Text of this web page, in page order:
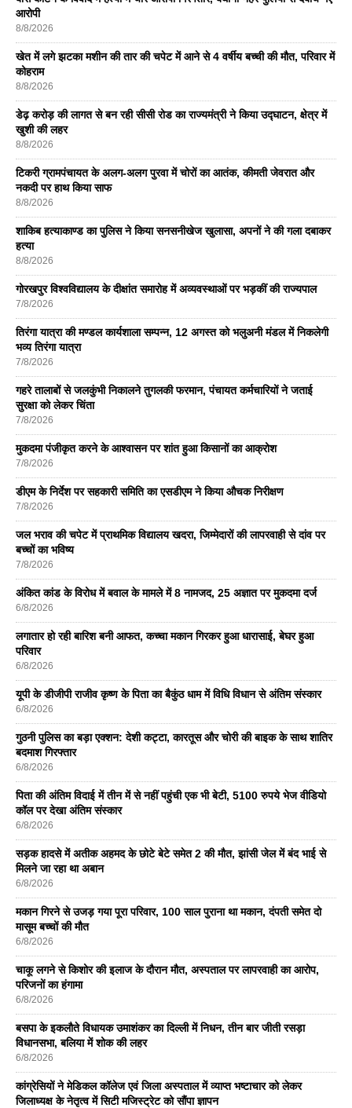
आरोपी
8/8/2026
खेत में लगे झटका मशीन की तार की चपेट में आने से 4 वर्षीय बच्ची की मौत, परिवार में
कोहराम
8/8/2026
डेढ़ करोड़ की लागत से बन रही सीसी रोड का राज्यमंत्री ने किया उद्घाटन, क्षेत्र में
खुशी की लहर
8/8/2026
टिकरी ग्रामपंचायत के अलग-अलग पुरवा में चोरों का आतंक, कीमती जेवरात और
नकदी पर हाथ किया साफ
8/8/2026
शाकिब हत्याकाण्ड का पुलिस ने किया सनसनीखेज खुलासा, अपनों ने की गला दबाकर
हत्या
8/8/2026
गोरखपुर विश्वविद्यालय के दीक्षांत समारोह में अव्यवस्थाओं पर भड़कीं की राज्यपाल
7/8/2026
तिरंगा यात्रा की मण्डल कार्यशाला सम्पन्न, 12 अगस्त को भलुअनी मंडल में निकलेगी
भव्य तिरंगा यात्रा
7/8/2026
गहरे तालाबों से जलकुंभी निकालने तुगलकी फरमान, पंचायत कर्मचारियों ने जताई
सुरक्षा को लेकर चिंता
7/8/2026
मुकदमा पंजीकृत करने के आश्वासन पर शांत हुआ किसानों का आक्रोश
7/8/2026
डीएम के निर्देश पर सहकारी समिति का एसडीएम ने किया औचक निरीक्षण
7/8/2026
जल भराव की चपेट में प्राथमिक विद्यालय खदरा, जिम्मेदारों की लापरवाही से दांव पर
बच्चों का भविष्य
7/8/2026
अंकित कांड के विरोध में बवाल के मामले में 8 नामजद, 25 अज्ञात पर मुकदमा दर्ज
6/8/2026
लगातार हो रही बारिश बनी आफत, कच्चा मकान गिरकर हुआ धारासाई, बेघर हुआ
परिवार
6/8/2026
यूपी के डीजीपी राजीव कृष्ण के पिता का बैकुंठ धाम में विधि विधान से अंतिम संस्कार
6/8/2026
गुठनी पुलिस का बड़ा एक्शन: देशी कट्टा, कारतूस और चोरी की बाइक के साथ शातिर
बदमाश गिरफ्तार
6/8/2026
पिता की अंतिम विदाई में तीन में से नहीं पहुंची एक भी बेटी, 5100 रुपये भेज वीडियो
कॉल पर देखा अंतिम संस्कार
6/8/2026
सड़क हादसे में अतीक अहमद के छोटे बेटे समेत 2 की मौत, झांसी जेल में बंद भाई से
मिलने जा रहा था अबान
6/8/2026
मकान गिरने से उजड़ गया पूरा परिवार, 100 साल पुराना था मकान, दंपती समेत दो
मासूम बच्चों की मौत
6/8/2026
चाकू लगने से किशोर की इलाज के दौरान मौत, अस्पताल पर लापरवाही का आरोप,
परिजनों का हंगामा
6/8/2026
बसपा के इकलाैते विधायक उमाशंकर का दिल्ली में निधन, तीन बार जीती रसड़ा
विधानसभा, बलिया में शोक की लहर
6/8/2026
कांग्रेसियों ने मेडिकल कॉलेज एवं जिला अस्पताल में व्याप्त भष्टाचार को लेकर
जिलाध्यक्ष के नेतृत्व में सिटी मजिस्ट्रेट को सौंपा ज्ञापन